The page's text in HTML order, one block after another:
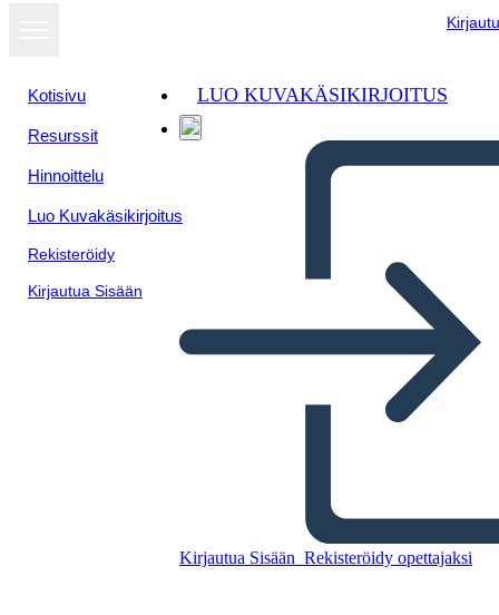
Kotisivu
Resurssit
Hinnoittelu
Luo Kuvakäsikirjoitus
Rekisteröidy
Kirjautua Sisään
LUO KUVAKÄSIKIRJOITUS
Kirjautua Sisään Rekisteröidy opettajaksi